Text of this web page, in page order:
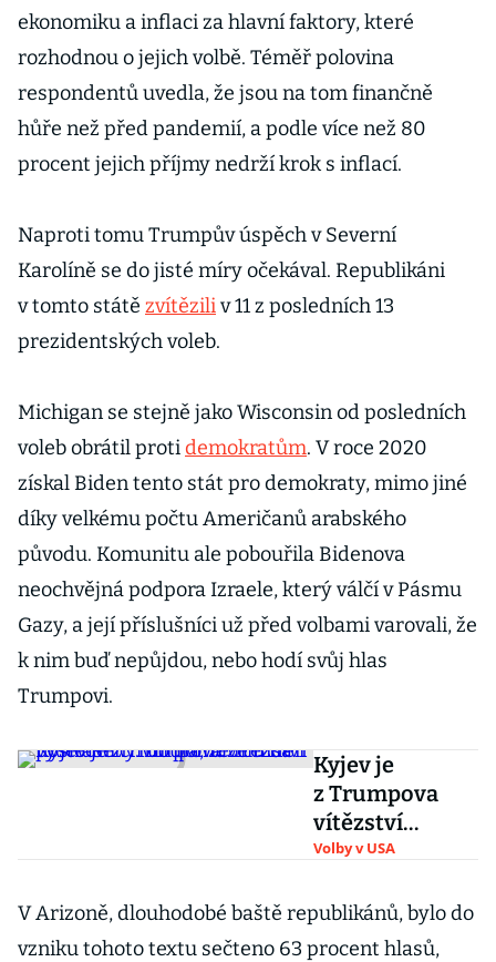
ekonomiku a inflaci za hlavní faktory, které
rozhodnou o jejich volbě. Téměř polovina
respondentů uvedla, že jsou na tom finančně
hůře než před pandemií, a podle více než 80
procent jejich příjmy nedrží krok s inflací.
Naproti tomu Trumpův úspěch v Severní
Karolíně se do jisté míry očekával. Republikáni
v tomto státě zvítěziliv 11 z posledních 13
prezidentských voleb.
Michigan se stejně jako Wisconsin od posledních
voleb obrátil protidemokratům. V roce 2020
získal Biden tento stát pro demokraty, mimo jiné
díky velkému počtu Američanů arabského
původu. Komunitu ale pobouřila Bidenova
neochvějná podpora Izraele, který válčí v Pásmu
Gazy, a její příslušníci už před volbami varovali, že
k nim buď nepůjdou, nebo hodí svůj hlas
Trumpovi.
Kyjev je
z Trumpova
vítězství
vystrašený.
na poslední
chvíli pomůže
Volby v USA
V Arizoně, dlouhodobé baště republikánů, bylo do
vzniku tohoto textu sečteno 63 procent hlasů,